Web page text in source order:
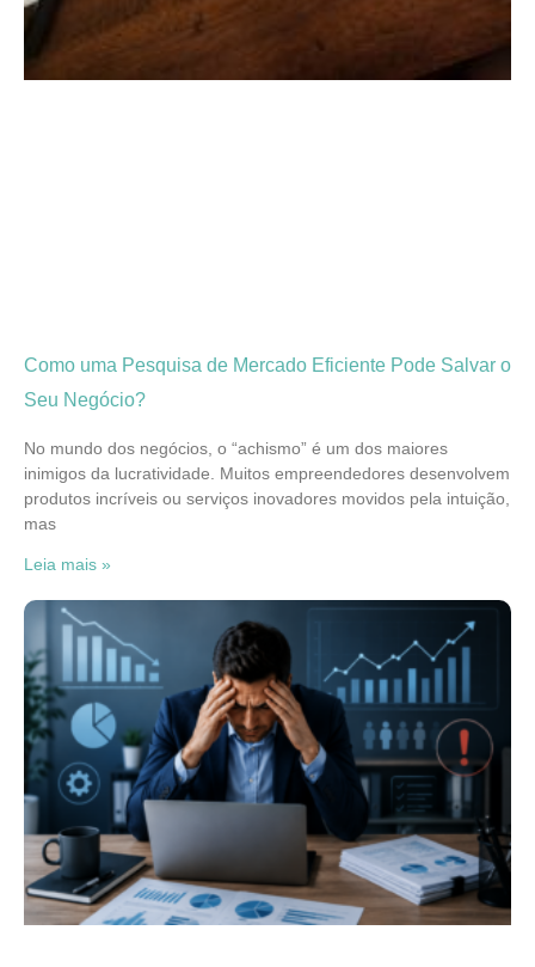
Como uma Pesquisa de Mercado Eficiente Pode Salvar o
Seu Negócio?
No mundo dos negócios, o “achismo” é um dos maiores
inimigos da lucratividade. Muitos empreendedores desenvolvem
produtos incríveis ou serviços inovadores movidos pela intuição,
mas
Leia mais »